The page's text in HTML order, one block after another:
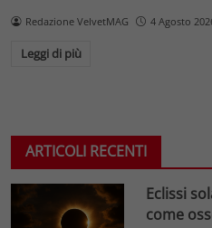
Redazione VelvetMAG 4 Agosto
Leggi di più
ARTICOLI RECENTI
Eclissi
come